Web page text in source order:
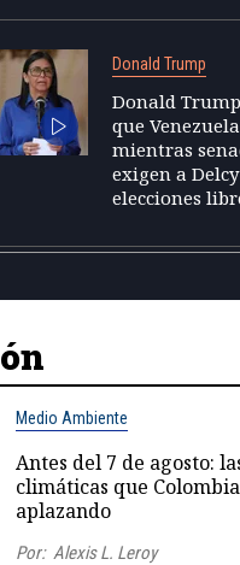
Donald Trump
Donald
que
mientras
exigen a
elecciones
Medio Ambiente
Antes del 7 de agosto:
climáticas que
aplazando
Por: Alexis L. Leroy